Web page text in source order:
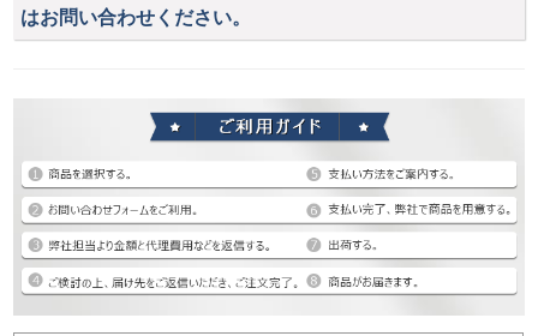
はお問い合わせください。